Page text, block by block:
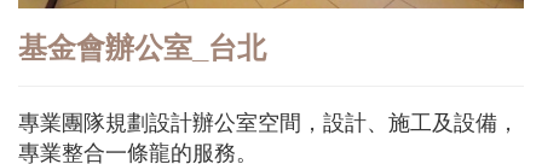
基金會辦公室_台北
專業團隊規劃設計辦公室空間，設計、施工及設備，
專業整合一條龍的服務。